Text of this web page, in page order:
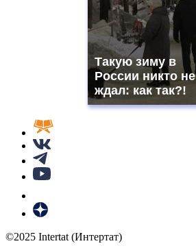
Такую зиму в
России никто не
ждал: как так?!
©2025 Intertat (Интертат)